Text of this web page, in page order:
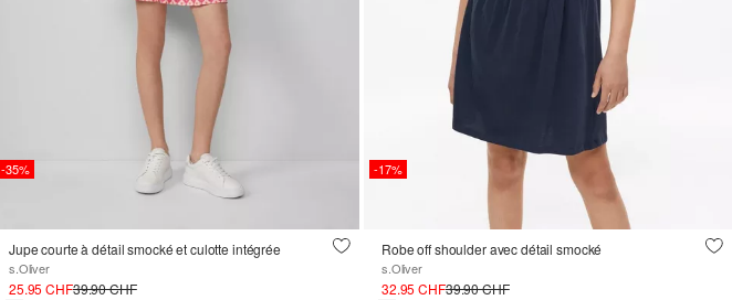
-35%
Jupe courte à détail smocké et culotte intégrée
s.Oliver
25.95 CHF39.90 CHF
-17%
Robe off shoulder avec détail smocké
s.Oliver
32.95 CHF39.90 CHF